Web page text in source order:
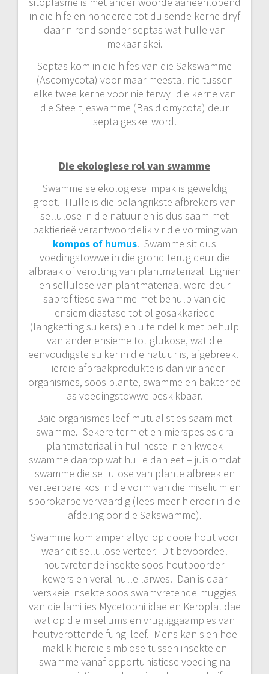
in die hife en honderde tot duisende kerne dryf
daarin rond sonder septas wat hulle van
mekaar skei.
Septas kom in die hifes van die Sakswamme
(Ascomycota) voor maar meestal nie tussen
elke twee kerne voor nie terwyl die kerne van
die Steeltjieswamme (Basidiomycota) deur
septa geskei word.
Die ekologiese rol van swamme
Swamme se ekologiese impak is geweldig
groot. Hulle is die belangrikste afbrekers van
sellulose in die natuur en is dus saam met
baktierieë verantwoordelik vir die vorming van
kompos of humus. Swamme sit dus
voedingstowwe in die grond terug deur die
afbraak of verotting van plantmateriaal Lignien
en sellulose van plantmateriaal word deur
saprofitiese swamme met behulp van die
ensiem diastase tot oligosakkariede
(langketting suikers) en uiteindelik met behulp
van ander ensieme tot glukose, wat die
eenvoudigste suiker in die natuur is, afgebreek.
Hierdie afbraakprodukte is dan vir ander
organismes, soos plante, swamme en bakterieë
as voedingstowwe beskikbaar.
Baie organismes leef mutualisties saam met
swamme. Sekere termiet en mierspesies dra
plantmateriaal in hul neste in en kweek
swamme daarop wat hulle dan eet – juis omdat
swamme die sellulose van plante afbreek en
verteerbare kos in die vorm van die miselium en
sporokarpe vervaardig (lees meer hieroor in die
afdeling oor die Sakswamme).
Swamme kom amper altyd op dooie hout voor
waar dit sellulose verteer. Dit bevoordeel
houtvretende insekte soos houtboorder-
kewers en veral hulle larwes. Dan is daar
verskeie insekte soos swamvretende muggies
van die families Mycetophilidae en Keroplatidae
wat op die miseliums en vrugliggaampies van
houtverottende fungi leef. Mens kan sien hoe
maklik hierdie simbiose tussen insekte en
swamme vanaf opportunistiese voeding na